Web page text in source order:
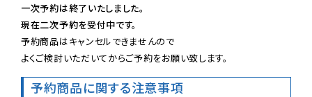
一次予約は終了いたしました。
現在二次予約を受付中です。
予約商品はキャンセルできませんので
よくご検討いただいてからご予約をお願い致します。
予約商品に関する注意事項